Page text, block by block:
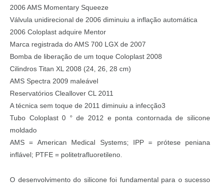
2006 AMS Momentary Squeeze
Válvula unidirecional de 2006 diminuiu a inflação automática
2006 Coloplast adquire Mentor
Marca registrada do AMS 700 LGX de 2007
Bomba de liberação de um toque Coloplast 2008
Cilindros Titan XL 2008 (24, 26, 28 cm)
AMS Spectra 2009 maleável
Reservatórios Cleallover CL 2011
A técnica sem toque de 2011 diminuiu a infecção3
Tubo Coloplast 0 ° de 2012 e ponta contornada de silicone
moldado
AMS = American Medical Systems; IPP = prótese peniana
inflável; PTFE = politetrafluoretileno.
O desenvolvimento do silicone foi fundamental para o sucesso